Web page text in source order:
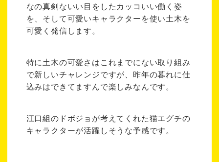
なの真剣ないい目をしたカッコいい働く姿
を、そして可愛いキャラクターを使い土木を
可愛く発信します。
特に土木の可愛さはこれまでにない取り組み
で新しいチャレンジですが、昨年の暮れに仕
込みはできてますんで楽しみなんです。
江口組のドボジョが考えてくれた猫エグチの
キャラクターが活躍しそうな予感です。